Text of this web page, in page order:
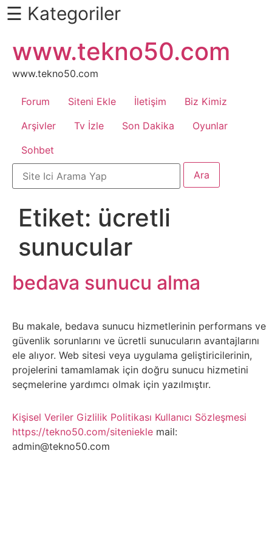
Daha
Fazlası
İçin
Kaydır
Android
Apk
Arabalar
Bankacılık
İşlemleri
Belgesel
Bilgisayar
Bilim
Bitkiler
☰ Kategoriler
atla
www.tekno50.com
www.tekno50.com
Forum Siteni Ekle İletişim
Biz Kimiz
Arşivler
Tv İzle Son Dakika
Oyunlar
Sohbet
Etiket: ücretli
sunucular
bedava sunucu alma
Bu makale, bedava sunucu hizmetlerinin performans ve
güvenlik sorunlarını ve ücretli sunucuların avantajlarını
ele alıyor. Web sitesi veya uygulama geliştiricilerinin,
projelerini tamamlamak için doğru sunucu hizmetini
seçmelerine yardımcı olmak için yazılmıştır.
Kişisel Veriler Gizlilik Politikası Kullanıcı Sözleşmesi
https://tekno50.com/siteniekle mail:
admin@tekno50.com